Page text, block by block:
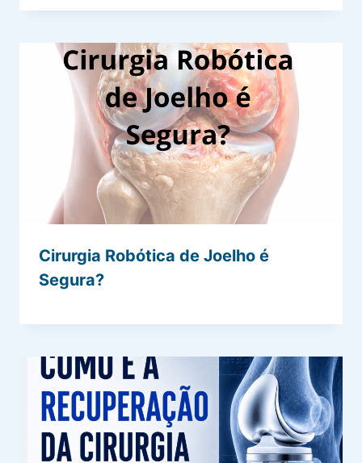
Cirurgia Robótica de Joelho é
Segura?